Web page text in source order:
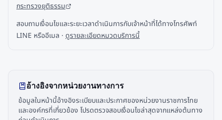
กระทรวงยุติธรรม
สอบถามเงื่อนไขและระยะเวลาดำเนินการกับเจ้าหน้าที่ได้ทางโทรศัพท์
LINE หรืออีเมล · ดูรายละเอียดหมวดบริการนี้
อ้างอิงจากหน่วยงานทางการ
ข้อมูลในหน้านี้อ้างอิงระเบียบและประกาศของหน่วยงานราชการไทย
และองค์กรที่เกี่ยวข้อง โปรดตรวจสอบเงื่อนไขล่าสุดจากแหล่งต้นทาง